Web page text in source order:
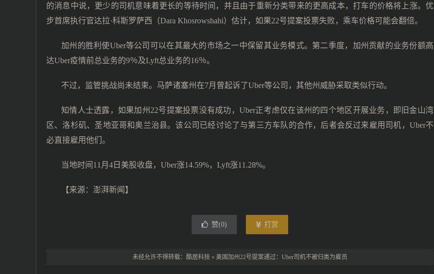
的消息中说，更少的司机意味着更长的等待时间，并且由于重新分类带来的更高成本，打车的价格将上涨。优
步首席执行官达拉·科斯罗萨西（Dara Khosrowshahi）估计，如果22号提案投票失败，乘车价格可能会翻倍。
加州的胜利使Uber等公司可以在其最大的市场之一中保留其业务模式。第二季度，加州贡献的业务份额高
达Uber疫情前总业务的9％及Lyft总业务的16％。
不过，监管挑战尚未结束。马萨诸塞州在7月曾起诉了Uber等公司，其他州威胁采取类似行动。
知情人士透露，如果加州22号提案投票没有成功，Uber正考虑仅在该州的四个地区开展业务，即旧金山湾
区、洛杉矶、圣地亚哥和奥兰治县。该公司已经讨论了与第三方车队的合作，后者会反过来雇用司机，Uber不
必直接雇用他们。
当地时间11月4日美股收盘，Uber涨14.59%，Lyft涨11.28%。
【来源： 澎湃新闻 】
赞(0) 打赏
未经允许不得转载： 酷居科技 » 美国加州22号提案通过：Uber司机不被归类为雇员